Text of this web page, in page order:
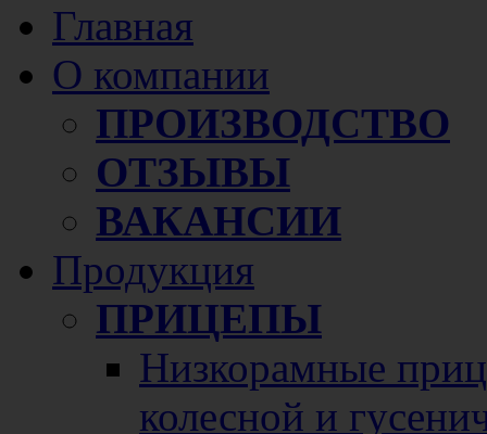
Главная
О компании
ПРОИЗВОДСТВО
ОТЗЫВЫ
ВАКАНСИИ
Продукция
ПРИЦЕПЫ
Низкорамные
колесной и